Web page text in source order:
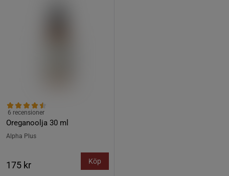
Oreganoolja 30 ml
6 recensioner
Alpha Plus
175 kr Köp